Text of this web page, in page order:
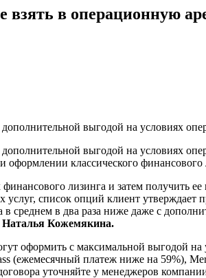
в операционную
выгодой на условиях
выгодой на условиях
оформлении классического финансового
лизинга и затем получить
список опций клиент утверждает
в два раза ниже даже с
Наталья Кожемякина.
оформить с максимальной выгодой
(ежемесячный платеж ниже на 59%),
уточняйте у менеджеров